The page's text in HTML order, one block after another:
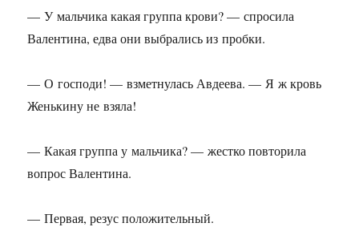
— У мальчика какая группа крови? — спросила
Валентина, едва они выбрались из пробки.
— О господи! — взметнулась Авдеева. — Я ж кровь
Женькину не взяла!
— Какая группа у мальчика? — жестко повторила
вопрос Валентина.
— Первая, резус положительный.